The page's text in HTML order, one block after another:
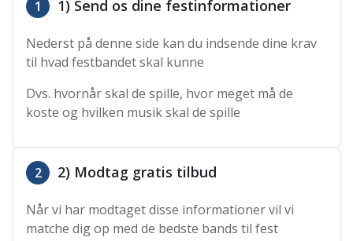
1 1) Send os dine festinformationer
Nederst på denne side kan du indsende dine krav
til hvad festbandet skal kunne
Dvs. hvornår skal de spille, hvor meget må de
koste og hvilken musik skal de spille
2 2) Modtag gratis tilbud
Når vi har modtaget disse informationer vil vi
matche dig op med de bedste bands til fest